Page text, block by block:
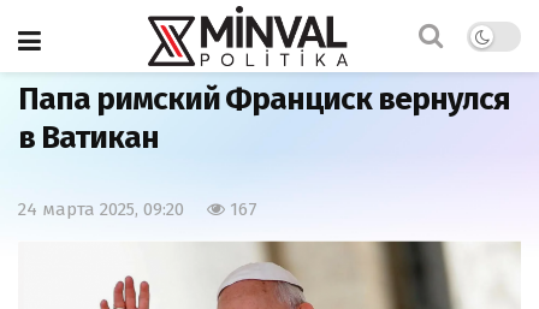
Главная
Папа римский Франциск вернулся
в Ватикан
24 марта 2025, 09:20 167